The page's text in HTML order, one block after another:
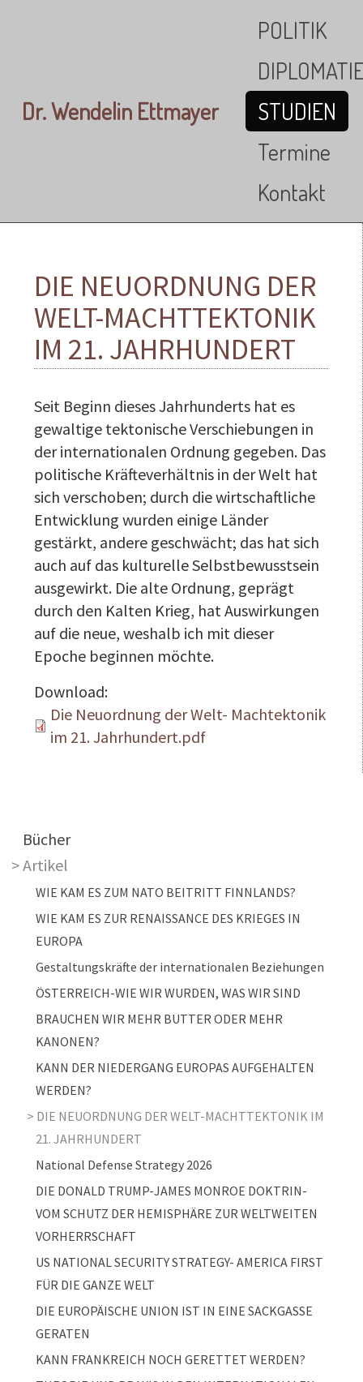
Dr. Wendelin Ettmayer
POLITIK
STUDIEN
Termine
Kontakt
DIE NEUORDNUNG DER
WELT-MACHTTEKTONIK
IM 21. JAHRHUNDERT
Seit Beginn dieses Jahrhunderts hat es
gewaltige tektonische Verschiebungen in
der internationalen Ordnung gegeben. Das
politische Kräfteverhältnis in der Welt hat
sich verschoben; durch die wirtschaftliche
Entwicklung wurden einige Länder
gestärkt, andere geschwächt; das hat sich
auch auf das kulturelle Selbstbewusstsein
ausgewirkt. Die alte Ordnung, geprägt
durch den Kalten Krieg, hat Auswirkungen
auf die neue, weshalb ich mit dieser
Epoche beginnen möchte.
Download:
Die Neuordnung der Welt- Machtektonik
im 21. Jahrhundert.pdf
Main navigation
Bücher
Artikel
WIE KAM ES ZUM NATO BEITRITT FINNLANDS?
WIE KAM ES ZUR RENAISSANCE DES KRIEGES IN
EUROPA
Gestaltungskräfte der internationalen Beziehungen
ÖSTERREICH-WIE WIR WURDEN, WAS WIR SIND
BRAUCHEN WIR MEHR BUTTER ODER MEHR
KANONEN?
KANN DER NIEDERGANG EUROPAS AUFGEHALTEN
WERDEN?
DIE NEUORDNUNG DER WELT-MACHTTEKTONIK IM
21. JAHRHUNDERT
National Defense Strategy 2026
DIE DONALD TRUMP-JAMES MONROE DOKTRIN-
VOM SCHUTZ DER HEMISPHÄRE ZUR WELTWEITEN
VORHERRSCHAFT
US NATIONAL SECURITY STRATEGY- AMERICA FIRST
FÜR DIE GANZE WELT
DIE EUROPÄISCHE UNION IST IN EINE SACKGASSE
GERATEN
KANN FRANKREICH NOCH GERETTET WERDEN?